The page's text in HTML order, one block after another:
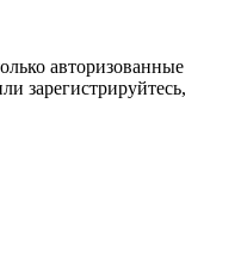
авторизованные
зарегистрируйтесь,